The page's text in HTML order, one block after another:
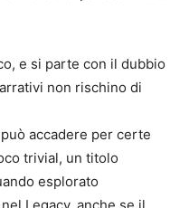
e si parte con il dubbio
non rischino di
accadere per certe
trivial, un titolo
esplorato